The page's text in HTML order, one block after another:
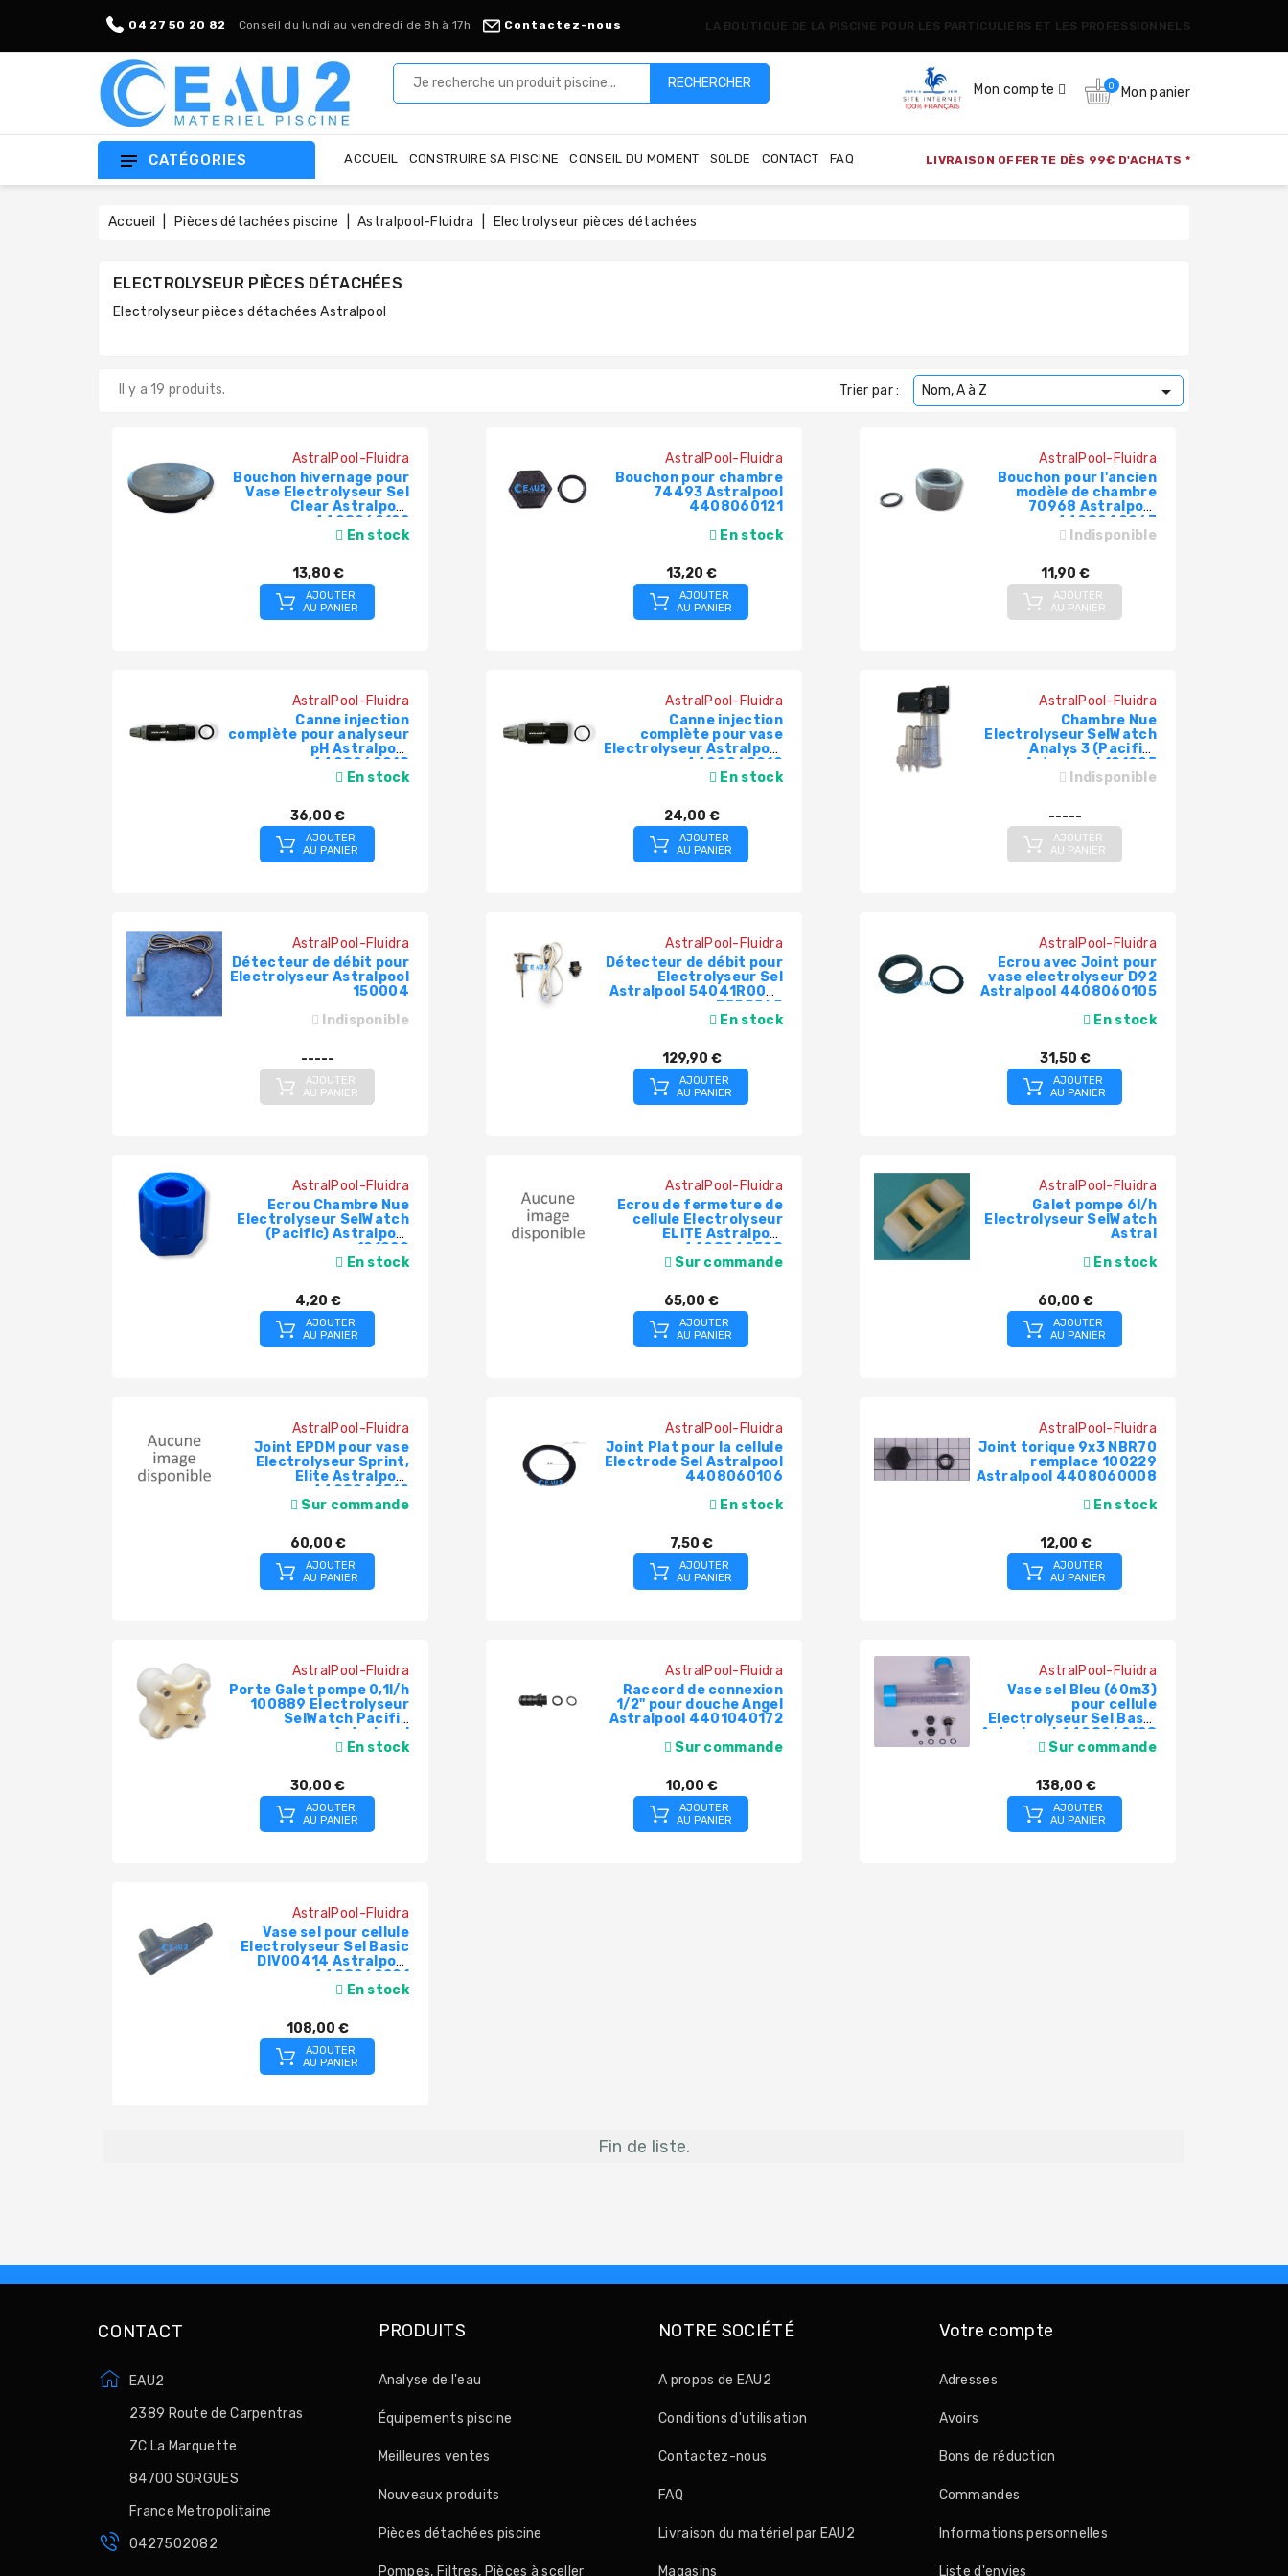
04 27 50 20 82 Conseil du lundi au vendredi de 8h à 17h Contactez-nous LA BOUTIQUE DE LA PISCINE POUR LES PARTICULIERS ET LES PROFESSIONNELS
RECHERCHER Mon compte 0 Mon panier
CATÉGORIES ACCUEIL CONSTRUIRE SA PISCINE CONSEIL DU MOMENT SOLDE CONTACT FAQ LIVRAISON OFFERTE DÈS 99€ D'ACHATS *
Accueil Pièces détachées piscine Astralpool-Fluidra Electrolyseur pièces détachées
ELECTROLYSEUR PIÈCES DÉTACHÉES
Electrolyseur pièces détachées Astralpool
Il y a 19 produits. Trier par : Nom, A à Z 
AstralPool-Fluidra
Bouchon hivernage pour
Vase Electrolyseur Sel
Clear Astralpool
4408060122
En stock
13,80 €
AJOUTER
AU PANIER
AstralPool-Fluidra
Bouchon pour chambre
74493 Astralpool
4408060121
En stock
13,20 €
AJOUTER
AU PANIER
AstralPool-Fluidra
Bouchon pour l'ancien
modèle de chambre
70968 Astralpool
4408040067
Indisponible
11,90 €
AJOUTER
AU PANIER
AstralPool-Fluidra
Canne injection
complète pour analyseur
pH Astralpool
4408060018
En stock
36,00 €
AJOUTER
AU PANIER
AstralPool-Fluidra
Canne injection
complète pour vase
Electrolyseur Astralpool
4408060019
En stock
24,00 €
AJOUTER
AU PANIER
AstralPool-Fluidra
Chambre Nue
Electrolyseur SelWatch
Analys 3 (Pacific)
Astralpool 101095
Indisponible
-----
AJOUTER
AU PANIER
AstralPool-Fluidra
Détecteur de débit pour
Electrolyseur Astralpool
150004
Indisponible
-----
AJOUTER
AU PANIER
AstralPool-Fluidra
Détecteur de débit pour
Electrolyseur Sel
Astralpool 54041R0001
- R500260
En stock
129,90 €
AJOUTER
AU PANIER
AstralPool-Fluidra
Ecrou avec Joint pour
vase electrolyseur D92
Astralpool 4408060105
En stock
31,50 €
AJOUTER
AU PANIER
AstralPool-Fluidra
Ecrou Chambre Nue
Electrolyseur SelWatch
(Pacific) Astralpool
101020
En stock
4,20 €
AJOUTER
AU PANIER
AstralPool-Fluidra
Ecrou de fermeture de
cellule Electrolyseur
ELITE Astralpool
4408040508
Sur commande
65,00 €
AJOUTER
AU PANIER
AstralPool-Fluidra
Galet pompe 6l/h
Electrolyseur SelWatch
Astral
En stock
60,00 €
AJOUTER
AU PANIER
AstralPool-Fluidra
Joint EPDM pour vase
Electrolyseur Sprint,
Elite Astralpool
4408040510
Sur commande
60,00 €
AJOUTER
AU PANIER
AstralPool-Fluidra
Joint Plat pour la cellule
Electrode Sel Astralpool
4408060106
En stock
7,50 €
AJOUTER
AU PANIER
AstralPool-Fluidra
Joint torique 9x3 NBR70
remplace 100229
Astralpool 4408060008
En stock
12,00 €
AJOUTER
AU PANIER
AstralPool-Fluidra
Porte Galet pompe 0,1l/h
100889 Electrolyseur
SelWatch Pacific
Astralpool
En stock
30,00 €
AJOUTER
AU PANIER
AstralPool-Fluidra
Raccord de connexion
1/2'' pour douche Angel
Astralpool 4401040172
Sur commande
10,00 €
AJOUTER
AU PANIER
AstralPool-Fluidra
Vase sel Bleu (60m3)
pour cellule
Electrolyseur Sel Basic
Astralpool 4408060128
Sur commande
138,00 €
AJOUTER
AU PANIER
AstralPool-Fluidra
Vase sel pour cellule
Electrolyseur Sel Basic
DIV00414 Astralpool
4408060201
En stock
108,00 €
AJOUTER
AU PANIER
Fin de liste.
CONTACT
EAU2
2389 Route de Carpentras
ZC La Marquette
84700 SORGUES
France Metropolitaine
0427502082
PRODUITS
Analyse de l'eau
Équipements piscine
Meilleures ventes
Nouveaux produits
Pièces détachées piscine
Pompes, Filtres, Pièces à sceller
NOTRE SOCIÉTÉ
A propos de EAU2
Conditions d'utilisation
Contactez-nous
FAQ
Livraison du matériel par EAU2
Magasins
Votre compte
Adresses
Avoirs
Bons de réduction
Commandes
Informations personnelles
Liste d'envies